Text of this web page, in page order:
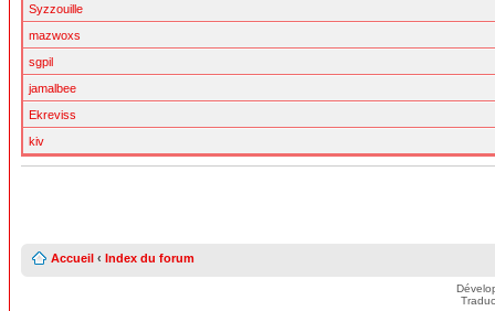
Syzzouille
mazwoxs
sgpil
jamalbee
Ekreviss
kiv
Accueil ‹ Index du forum